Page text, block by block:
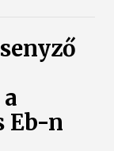
Eb-n